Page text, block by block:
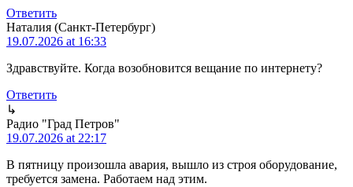
Ответить
Наталия (Санкт-Петербург)
19.07.2026 at 16:33
Здравствуйте. Когда возобновится вещание по интернету?
Ответить
↳
Радио "Град Петров"
19.07.2026 at 22:17
В пятницу произошла авария, вышло из строя оборудование,
требуется замена. Работаем над этим.